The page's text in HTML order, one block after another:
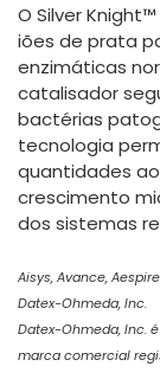
O Silver
iões de prata
enzimáticas
catalisador
bactérias
tecnologia
quantidades
crescimento
dos sistemas
Aisys, Avance,
Datex-Ohmeda, Inc.
Datex-Ohmeda, Inc.
marca comercial